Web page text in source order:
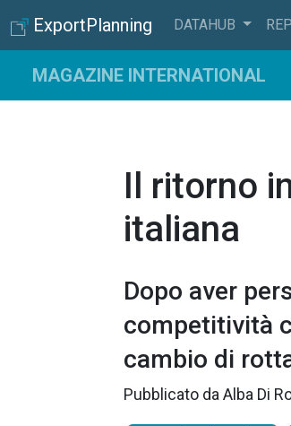
ExportPlanning DATAHUB
MAGAZINE INTERNATIONAL
Il ritorno
italiana
Dopo aver
competitività
cambio di
Pubblicato da Alba Di